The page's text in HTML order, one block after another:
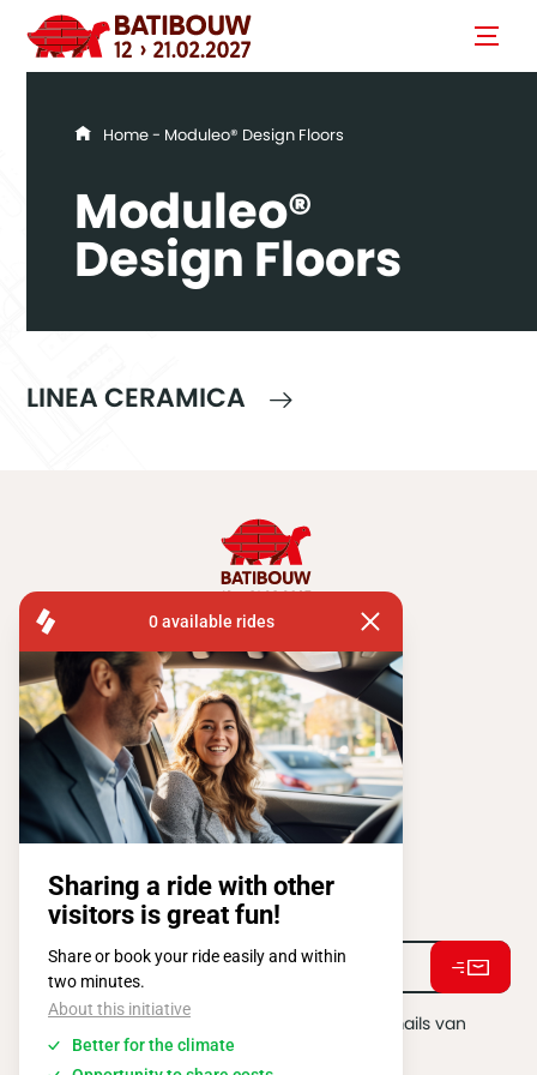
You are here
Home- Moduleo® Design Floors
Moduleo®
Design Floors
LINEA CERAMICA
FISA OPERATIONS
ATOMIUMSQUARE, 1 PB 505
1020 BRUSSEL
Tel:+ 32 2 663 14 01
Stay connected !
Ik ga akkoord met het ontvangen van e-mails van
BATIBOUW.*